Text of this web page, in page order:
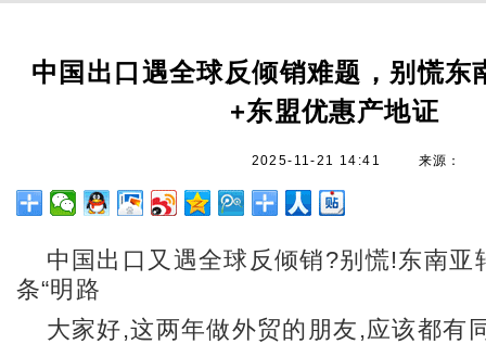
中国出口遇全球反倾销难题，别慌东
+东盟优惠产地证
2025-11-21 14:41 来源：
中国出口又遇全球反倾销?别慌!东南亚
条“明路
大家好,这两年做外贸的朋友,应该都有